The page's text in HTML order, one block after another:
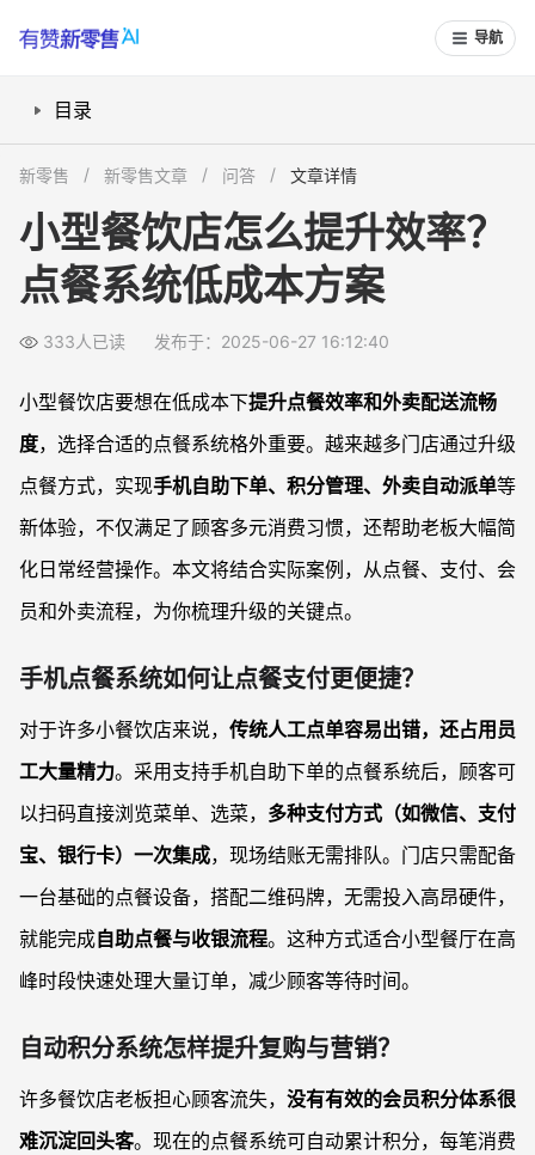
导航
目录
自营外卖系统如何提升外卖配送效率？
多支付整合与一体化订单管理有何优势？
常见问题
点餐系统对于小型餐饮真的有显著提升吗？
新零售 新零售文章 问答 文章详情
小型餐饮店怎么提升效率？
点餐系统低成本方案
333人已读 发布于：2025-06-27 16:12:40
小型餐饮店要想在低成本下提升点餐效率和外卖配送流畅
度，选择合适的点餐系统格外重要。越来越多门店通过升级
点餐方式，实现手机自助下单、积分管理、外卖自动派单等
新体验，不仅满足了顾客多元消费习惯，还帮助老板大幅简
化日常经营操作。本文将结合实际案例，从点餐、支付、会
员和外卖流程，为你梳理升级的关键点。
手机点餐系统如何让点餐支付更便捷？
对于许多小餐饮店来说， 传统人工点单容易出错，还占用员
工大量精力。采用支持手机自助下单的点餐系统后，顾客可
以扫码直接浏览菜单、选菜， 多种支付方式（如微信、支付
宝、银行卡）一次集成，现场结账无需排队。门店只需配备
一台基础的点餐设备，搭配二维码牌，无需投入高昂硬件，
就能完成自助点餐与收银流程。这种方式适合小型餐厅在高
峰时段快速处理大量订单，减少顾客等待时间。
自动积分系统怎样提升复购与营销？
许多餐饮店老板担心顾客流失， 没有有效的会员积分体系很
难沉淀回头客。现在的点餐系统可自动累计积分，每笔消费